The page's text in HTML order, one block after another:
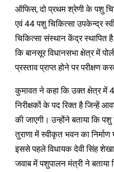
ऑफिस, दो प्रथम श्रेणी के पशु
एवं 44 पशु चिकित्सा उपकेन्द्र
चिकित्सा संस्थान केंद्र स्थापित
कि बानसूर विधानसभा क्षेत्र में
प्रस्ताव प्राप्त होने पर परीक्षण
कुमावत ने कहा कि उक्त क्षेत्र में
निरीक्षकों के पद रिक्त है जिन्हें
की जाएगी। उन्होंने बताया कि पशु
तुराणा में स्वीकृत भवन का निर्माण
इससे पहले विधायक देवी सिंह
जवाब में पशुपालन मंत्री ने